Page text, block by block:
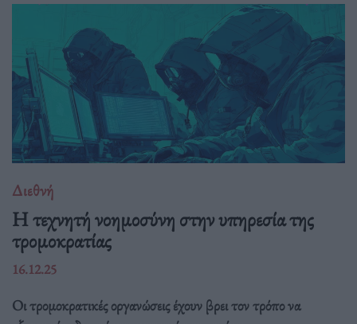
Διεθνή
Η τεχνητή νοημοσύνη στην υπηρεσία της
τρομοκρατίας
16.12.25
Οι τρομοκρατικές οργανώσεις έχουν βρει τον τρόπο να